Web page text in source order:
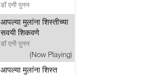
डॉ एनी पुनन
आपल्या मुलांना शिस्तीच्या
सवयी शिकवणे
डॉ एनी पुनन
(Now Playing)
आपल्या मुलांना शिस्त